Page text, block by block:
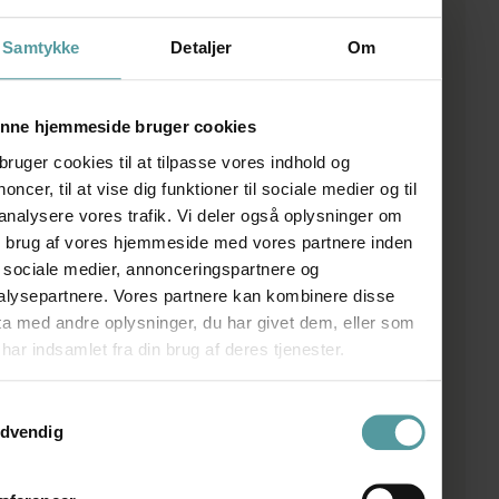
Samtykke Detaljer Om
hjemmeside bruger cookies
cookies til at tilpasse vores indhold og
til at vise dig funktioner til sociale medier og til
vores trafik. Vi deler også oplysninger om
brug af vores hjemmeside med vores partnere inden
medier, annonceringspartnere og
Vores partnere kan kombinere disse
med andre oplysninger, du har givet dem, eller som
indsamlet fra din brug af deres tjenester.
Bestilling
Herefter vender vi tilbage med et tilbud.